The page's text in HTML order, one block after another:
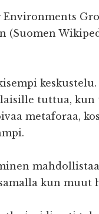
(Suomen
tuttua, kun
metaforaa,
kun muut